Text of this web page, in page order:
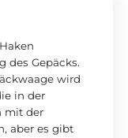
des Gepäcks.
wird
in der
mit der
aber es gibt